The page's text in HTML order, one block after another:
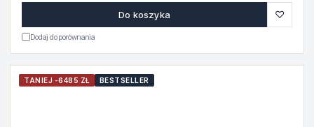
Do koszyka ♡
Dodaj do porównania
TANIEJ -6485 ZŁ BESTSELLER